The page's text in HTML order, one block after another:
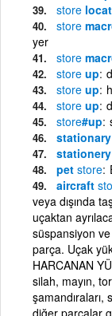
store
store
yer
store
store up
store up
store up
store#up
stationary
stationery
pet store
aircraft
veya dışında
uçaktan
süspansiyon
parça. Uçak
HARCANAN
silah, mayın,
şamandıraları,
diğer parçalar